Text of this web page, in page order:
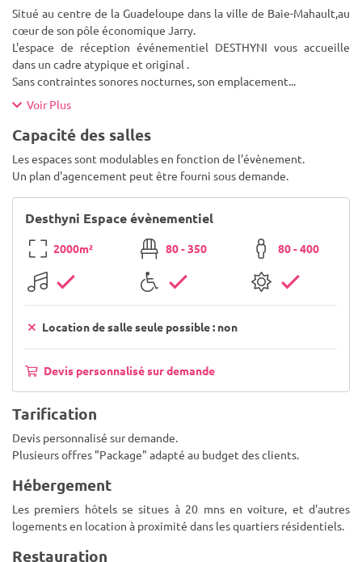
Situé au centre de la Guadeloupe dans la ville de Baie-Mahault,au
cœur de son pôle économique Jarry.
L'espace de réception événementiel DESTHYNI vous accueille
dans un cadre atypique et original .
Sans contraintes sonores nocturnes, son emplacement...
Voir Plus
Capacité des salles
Les espaces sont modulables en fonction de l'évènement.
Un plan d'agencement peut être fourni sous demande.
Desthyni Espace évènementiel
2000m² 80 - 350 80 - 400
Location de salle seule possible : non
Devis personnalisé sur demande
Tarification
Devis personnalisé sur demande.
Plusieurs offres "Package" adapté au budget des clients.
Hébergement
Les premiers hôtels se situes à 20 mns en voiture, et d'autres
logements en location à proximité dans les quartiers résidentiels.
Restauration